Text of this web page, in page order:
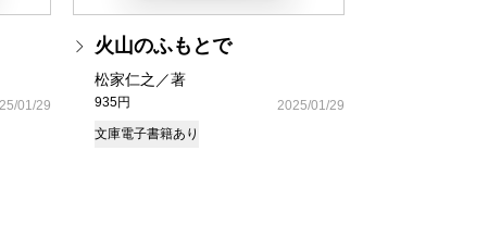
01/29
火山のふもとで
松家仁之／著
935円
2025/01/29
文庫電子書籍あり